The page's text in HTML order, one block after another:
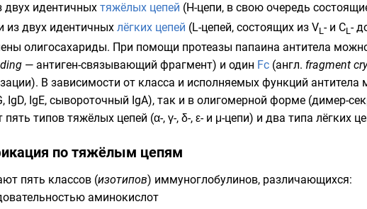
двух идентичных тяжёлых цепей (H-цепи, в свою очередь
из двух идентичных лёгких цепей (L-цепей, состоящих из VL- и CL-
олигосахариды. При помощи протеазы папаина антитела
— антиген-связывающий фрагмент) и один Fc (англ. fragment
В зависимости от класса и исполняемых функций антитела
IgD, IgE, сывороточный IgA), так и в олигомерной форме (димер-
типов тяжёлых цепей (α-, γ-, δ-, ε- и μ-цепи) и два типа лёгких
по тяжёлым цепям
пять классов (изотипов) иммуноглобулинов, различающихся:
аминокислот